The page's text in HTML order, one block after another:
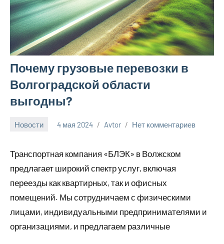
Почему грузовые перевозки в
Волгоградской области
выгодны?
Новости 4 мая 2024 Avtor Нет комментариев
Транспортная компания «БЛЭК» в Волжском
предлагает широкий спектр услуг, включая
переезды как квартирных, так и офисных
помещений. Мы сотрудничаем с физическими
лицами, индивидуальными предпринимателями и
организациями, и предлагаем различные